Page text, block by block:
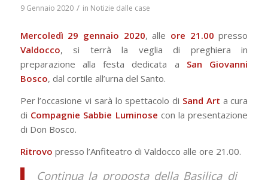
9 Gennaio 2020 / in Notizie dalle case
Mercoledì 29 gennaio 2020, alle ore 21.00 presso
Valdocco, si terrà la veglia di preghiera in
preparazione alla festa dedicata a San Giovanni
Bosco, dal cortile all’urna del Santo.
Per l’occasione vi sarà lo spettacolo di Sand Art a cura
di Compagnie Sabbie Luminose con la presentazione
di Don Bosco.
Ritrovo presso l’Anfiteatro di Valdocco alle ore 21.00.
Continua la proposta della Basilica di